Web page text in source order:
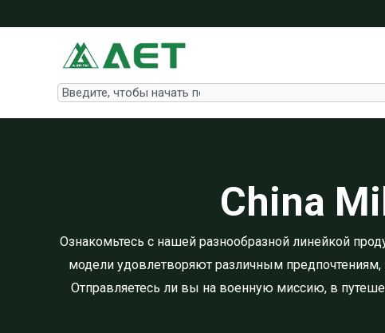
к
содержимому
Search
China
Ознакомьтесь с нашей разнообразной линейкой
модели удовлетворяют различным предпочтениям,
Отправляетесь ли вы на военную миссию, в